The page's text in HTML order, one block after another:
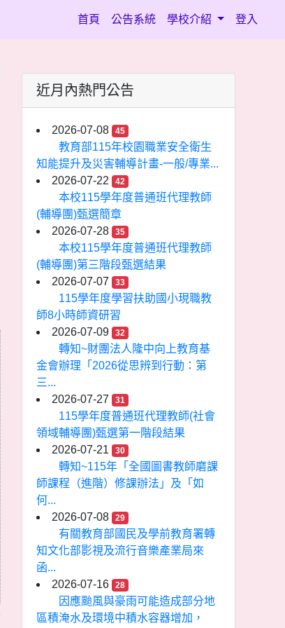
首頁 (current)
公告系統 學校介紹 登入
近月內熱門公告
2026-07-08 45
教育部115年校園職業安全衛生
知能提升及災害輔導計畫-一般/專業...
2026-07-22
42
本校115學年度普通班代理教師
(輔導團)甄選簡章
2026-07-28
35
本校115學年度普通班代理教師
(輔導團)第三階段甄選結果
2026-07-07
33
115學年度學習扶助國小現職教
師8小時師資研習
2026-07-09
32
轉知~財團法人隆中向上教育基
金會辦理「2026從思辨到行動：第
三...
2026-07-27
31
115學年度普通班代理教師(社會
領域輔導團)甄選第一階段結果
2026-07-21
30
轉知~115年「全國圖書教師磨課
師課程（進階）修課辦法」及「如
何...
2026-07-08
29
有關教育部國民及學前教育署轉
知文化部影視及流行音樂產業局來
函...
2026-07-16
28
因應颱風與豪雨可能造成部分地
區積淹水及環境中積水容器增加，